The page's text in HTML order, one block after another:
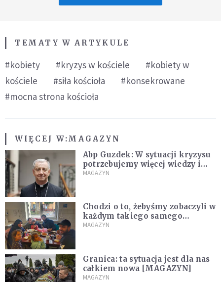
TEMATY W ARTYKULE
#kobiety #kryzys w kościele
#kobiety w
kościele
#siła kościoła
#konsekrowane
#mocna strona kościoła
WIĘCEJ W:MAGAZYN
Abp Guzdek: W sytuacji kryzysu
potrzebujemy więcej wiedzy i
rozumu niż emocji [WYWIAD]
MAGAZYN
Chodzi o to, żebyśmy zobaczyli w
każdym takiego samego
człowieka [WYWIAD]
MAGAZYN
Granica: ta sytuacja jest dla nas
całkiem nowa [MAGAZYN]
MAGAZYN